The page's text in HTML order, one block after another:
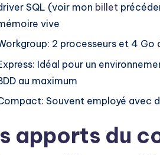
SQL (voir mon billet
vive
2 processeurs et 4 Go
Idéal pour un
au maximum
Souvent employé avec
apports du